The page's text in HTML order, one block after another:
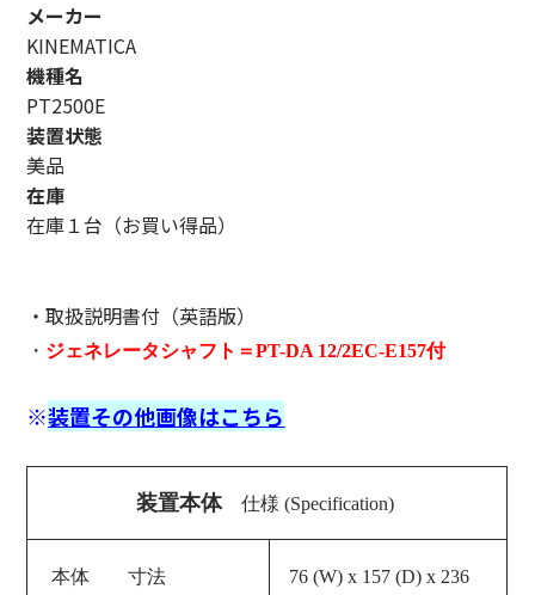
メーカー
KINEMATICA
機種名
PT2500E
装置状態
美品
在庫
在庫１台（お買い得品）
・取扱説明書付（英語版）
・ ジェネレータシャフト ＝PT-DA 12/2EC-E157付
※装置その他画像はこちら
装置本体仕様 (Specification)
本体 寸法 76 (W) x 157 (D) x 236